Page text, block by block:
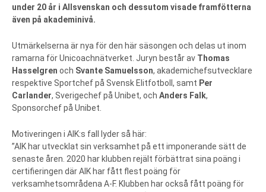
under 20 år i Allsvenskan och dessutom visade framfötterna
även på akademinivå.
Utmärkelserna är nya för den här säsongen och delas ut inom
ramarna för Unicoachnätverket. Juryn består av Thomas
Hasselgren och Svante Samuelsson, akademichefsutvecklare
respektive Sportchef på Svensk Elitfotboll, samt Per
Carlander, Sverigechef på Unibet, och Anders Falk,
Sponsorchef på Unibet.
Motiveringen i AIK:s fall lyder så här:
”AIK har utvecklat sin verksamhet på ett imponerande sätt de
senaste åren. 2020 har klubben rejält förbättrat sina poäng i
certifieringen där AIK har fått flest poäng för
verksamhetsområdena A-F. Klubben har också fått poäng för